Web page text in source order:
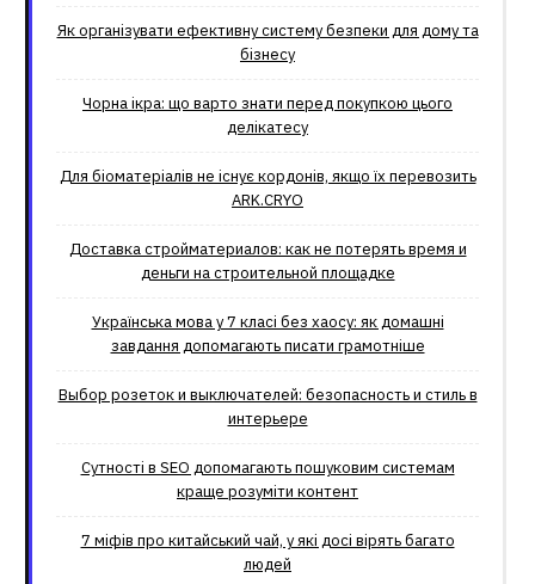
Як організувати ефективну систему безпеки для дому та
бізнесу
Чорна ікра: що варто знати перед покупкою цього
делікатесу
Для біоматеріалів не існує кордонів, якщо їх перевозить
ARK.CRYO
Доставка стройматериалов: как не потерять время и
деньги на строительной площадке
Українська мова у 7 класі без хаосу: як домашні
завдання допомагають писати грамотніше
Выбор розеток и выключателей: безопасность и стиль в
интерьере
Сутності в SEO допомагають пошуковим системам
краще розуміти контент
7 міфів про китайський чай, у які досі вірять багато
людей